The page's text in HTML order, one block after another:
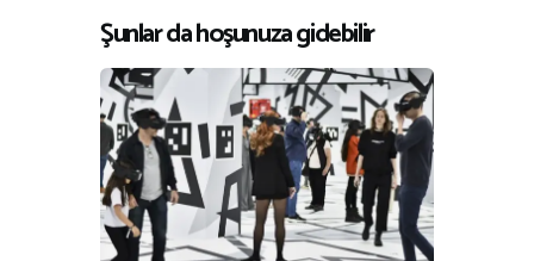
Şunlar da hoşunuza gidebilir